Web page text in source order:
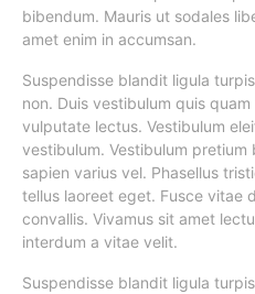
bibendum. Mauris ut sodales
amet enim in accumsan.
Suspendisse blandit ligula
non. Duis vestibulum quis
vulputate lectus. Vestibulum
vestibulum. Vestibulum
sapien varius vel. Phasellus
tellus laoreet eget. Fusce vitae
convallis. Vivamus sit amet
interdum a vitae velit.
Suspendisse blandit ligula